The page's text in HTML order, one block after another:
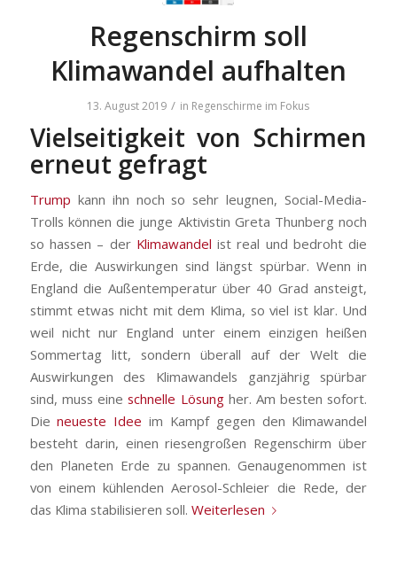
Regenschirm soll
Klimawandel aufhalten
13. August 2019 / in Regenschirme im Fokus
Vielseitigkeit von Schirmen
erneut gefragt
Trump kann ihn noch so sehr leugnen, Social-Media-
Trolls können die junge Aktivistin Greta Thunberg noch
so hassen – der Klimawandel ist real und bedroht die
Erde, die Auswirkungen sind längst spürbar. Wenn in
England die Außentemperatur über 40 Grad ansteigt,
stimmt etwas nicht mit dem Klima, so viel ist klar. Und
weil nicht nur England unter einem einzigen heißen
Sommertag litt, sondern überall auf der Welt die
Auswirkungen des Klimawandels ganzjährig spürbar
sind, muss eineschnelle Lösungher. Am besten sofort.
Dieneueste Idee im Kampf gegen den Klimawandel
besteht darin, einen riesengroßen Regenschirm über
den Planeten Erde zu spannen. Genaugenommen ist
von einem kühlenden Aerosol-Schleier die Rede, der
das Klima stabilisieren soll. Weiterlesen